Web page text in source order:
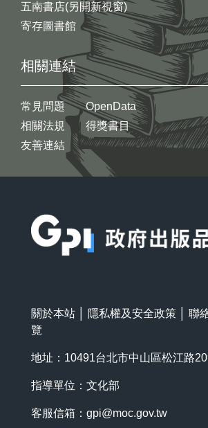
五南書店(另開新視窗)
寄存圖書館
相關連結
常見問題
相關法規
友善連結
OpenData
得獎書目
關於本站 隱私權及安全政策 聯
覽
地址：10491台北市中山區松江路
指導單位：文化部
客服信箱： gpi@moc.gov.tw